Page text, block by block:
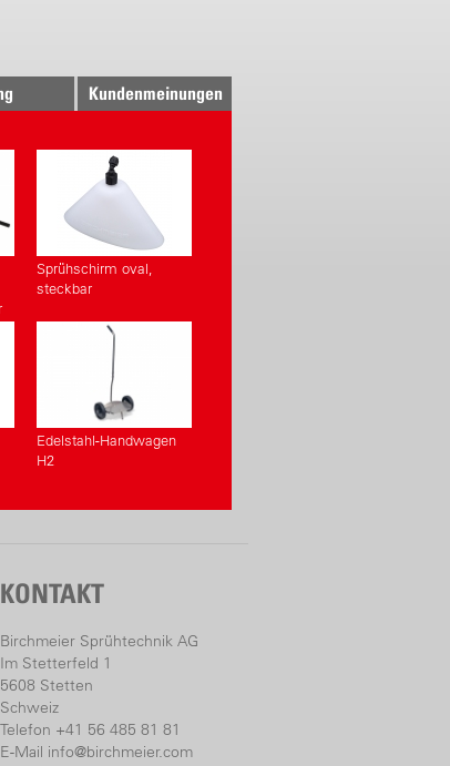
Technik
Saugsystem
Regulierdüse
mit Sieb
Kundenmeinungen
Sprühschirm oval,
steckbar
Edelstahl-Handwagen
H2
KONTAKT
Birchmeier Sprühtechnik AG
Im Stetterfeld 1
5608 Stetten
Schweiz
Telefon +41 56 485 81 81
E-Mail info@birchmeier.com